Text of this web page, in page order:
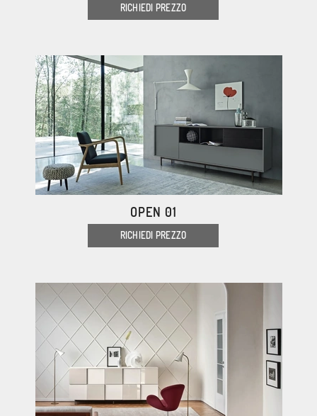
RICHIEDI PREZZO
OPEN 01
RICHIEDI PREZZO